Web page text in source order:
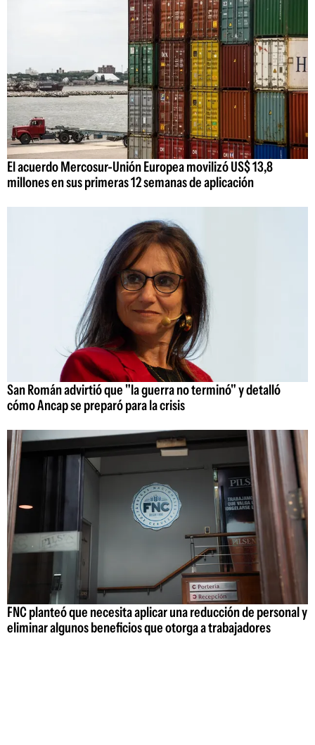
El acuerdo Mercosur-Unión Europea movilizó US$ 13,8
millones en sus primeras 12 semanas de aplicación
San Román advirtió que "la guerra no terminó" y detalló
cómo Ancap se preparó para la crisis
FNC planteó que necesita aplicar una reducción de personal y
eliminar algunos beneficios que otorga a trabajadores